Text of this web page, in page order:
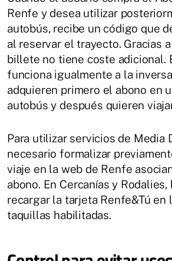
Renfe y desea utilizar
autobús, recibe un código que
al reservar el trayecto. Gracias
billete no tiene coste adicional.
funciona igualmente a la
adquieren primero el abono en
autobús y después quieren
Para utilizar servicios de Media
necesario formalizar
viaje en la web de Renfe
abono. En Cercanías y Rodalies,
recargar la tarjeta Renfe&Tú en
taquillas habilitadas.